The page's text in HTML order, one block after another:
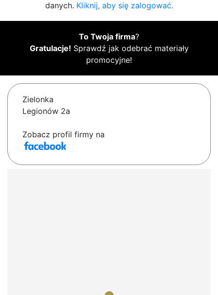
danych. Kliknij, aby się zalogować.
To Twoja firma?
Gratulacje! Sprawdź jak odebrać materiały
promocyjne!
Zielonka
Legionów 2a
Zobacz profil firmy na